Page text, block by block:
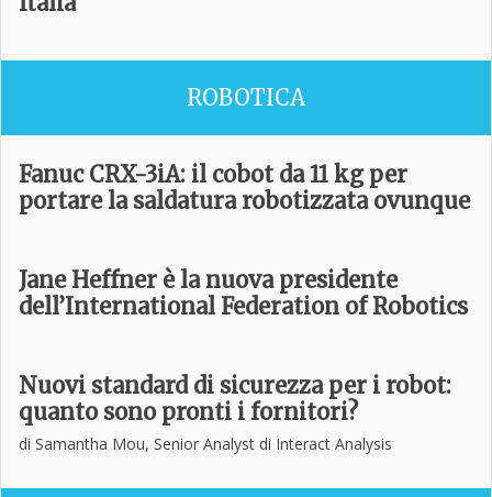
ROBOTICA
Fanuc CRX-3iA: il cobot da 11 kg per
portare la saldatura robotizzata ovunque
Jane Heffner è la nuova presidente
dell’International Federation of Robotics
Nuovi standard di sicurezza per i robot:
quanto sono pronti i fornitori?
di Samantha Mou, Senior Analyst di Interact Analysis